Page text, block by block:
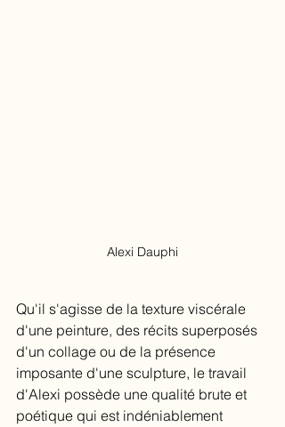
Alexi Dauphi
Qu'il s'agisse de la texture viscérale
d'une peinture, des récits superposés
d'un collage ou de la présence
imposante d'une sculpture, le travail
d'Alexi possède une qualité brute et
poétique qui est indéniablement